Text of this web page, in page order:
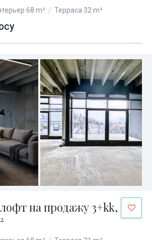
68 m² / Терраса 32 m²
на продажу 3+kk,